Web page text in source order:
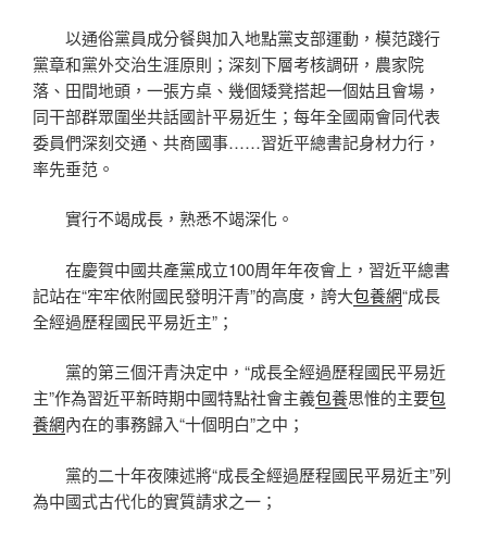
以通俗黨員成分餐與加入地點黨支部運動，模范踐行
黨章和黨外交治生涯原則；深刻下層考核調研，農家院
落、田間地頭，一張方桌、幾個矮凳搭起一個姑且會場，
同干部群眾圍坐共話國計平易近生；每年全國兩會同代表
委員們深刻交通、共商國事……習近平總書記身材力行，
率先垂范。
實行不竭成長，熟悉不竭深化。
在慶賀中國共產黨成立100周年年夜會上，習近平總書
記站在“牢牢依附國民發明汗青”的高度，誇大包養網“成長
全經過歷程國民平易近主”；
黨的第三個汗青決定中，“成長全經過歷程國民平易近
主”作為習近平新時期中國特點社會主義包養思惟的主要包
養網內在的事務歸入“十個明白”之中；
黨的二十年夜陳述將“成長全經過歷程國民平易近主”列
為中國式古代化的實質請求之一；